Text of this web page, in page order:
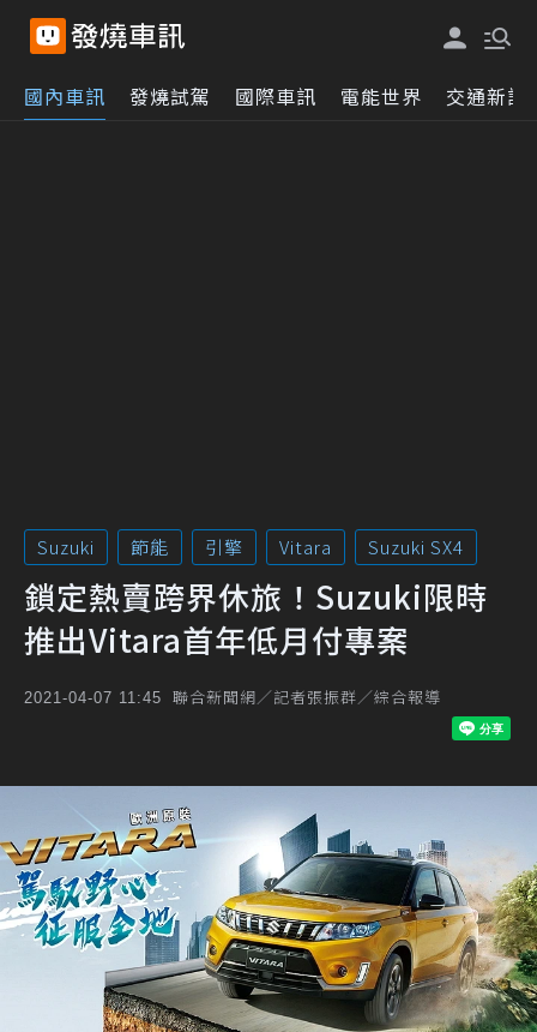
國內車訊 發燒試駕 國際車訊 電能世界 交通新訊
Suzuki 節能 引擎 Vitara Suzuki SX4
鎖定熱賣跨界休旅！Suzuki限時
推出Vitara首年低月付專案
2021-04-07 11:45 聯合新聞網／記者張振群／綜合報導